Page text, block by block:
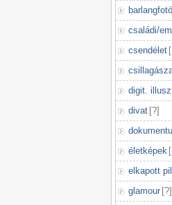
családi/
csendélet [
digit.
divat [?]
életképek [
elkapott
glamour [?]